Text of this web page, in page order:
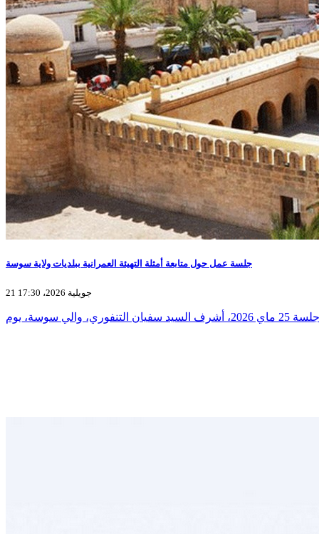
جلسة عمل حول متابعة أمثلة التهيئة العمرانية ببلديات ولاية سوسة
21 جويلية 2026، 17:30